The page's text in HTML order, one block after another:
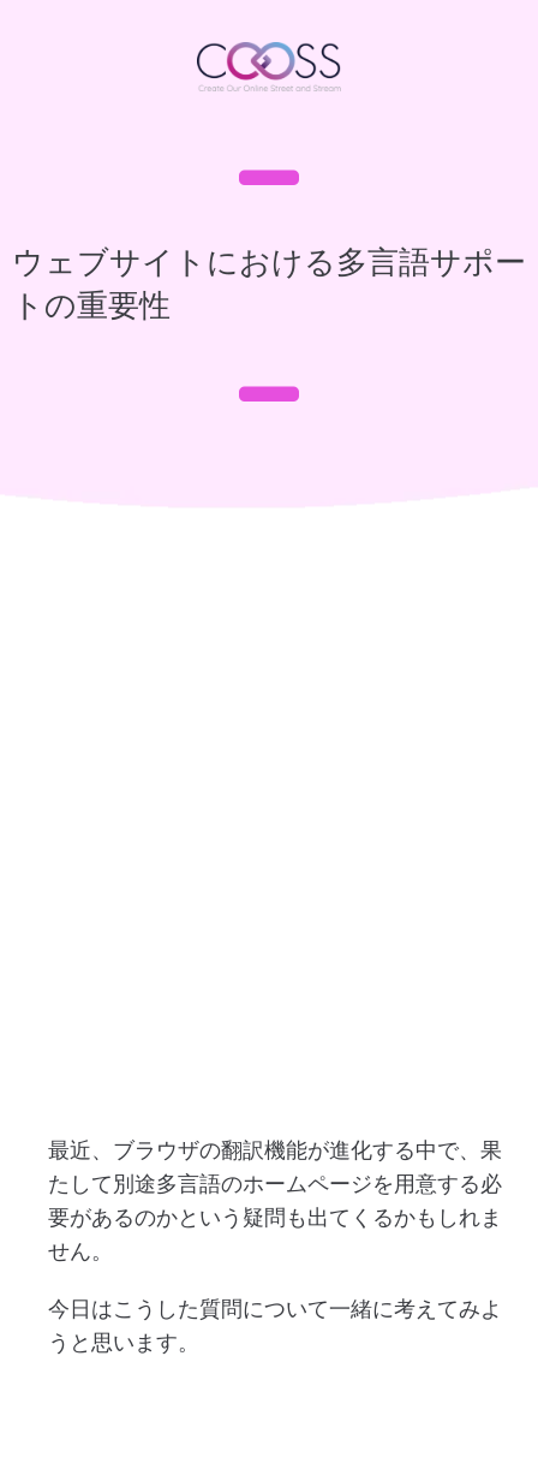
ウェブサイトにおける多言語サポー
トの重要性
最近、ブラウザの翻訳機能が進化する中で、果
たして別途多言語のホームページを用意する必
要があるのかという疑問も出てくるかもしれま
せん。
今日はこうした質問について一緒に考えてみよ
うと思います。